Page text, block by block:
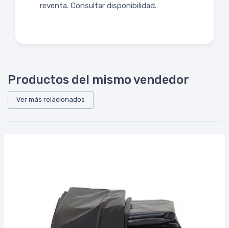
reventa. Consultar disponibilidad.
Productos del mismo vendedor
Ver más relacionados